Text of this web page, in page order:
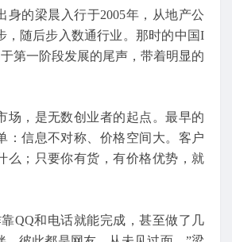
身的梁晨入行于2005年，从地产公
，随后步入数通行业。那时的中国I
第一阶段发展的尾声，带着明显的
场，是无数创业者的起点。最早的
：信息不对称、价格空间大。客户
么；只要你有货，有价格优势，就
QQ和电话就能完成，甚至做了几